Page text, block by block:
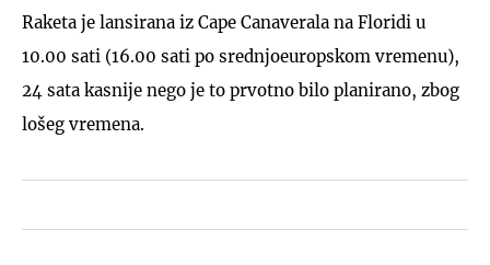
Raketa je lansirana iz Cape Canaverala na Floridi u
10.00 sati (16.00 sati po srednjoeuropskom vremenu),
24 sata kasnije nego je to prvotno bilo planirano, zbog
lošeg vremena.